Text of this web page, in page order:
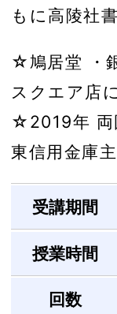
もに高陵社
☆鳩居堂 ・
スクエア店
☆2019年 両
東信用金庫
受講期間
授業時間
回数